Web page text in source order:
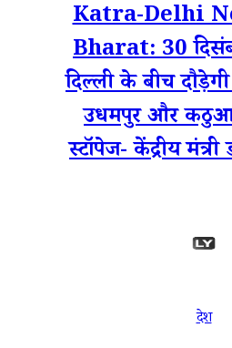
Katra-Delhi
Bharat: 30
दिल्ली के बीच
उधमपुर और कठुआ
स्टॉपेज- केंद्रीय मंत्री
देश